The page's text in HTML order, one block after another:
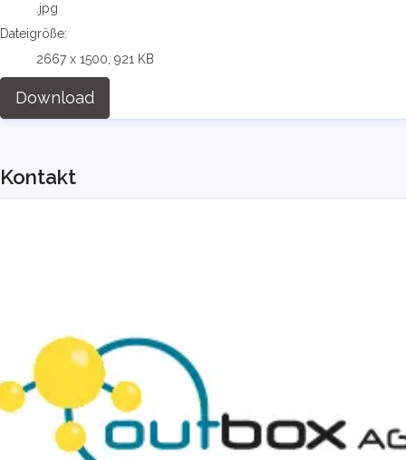
.jpg
Dateigröße:
2667 x 1500, 921 KB
Download
Kontakt